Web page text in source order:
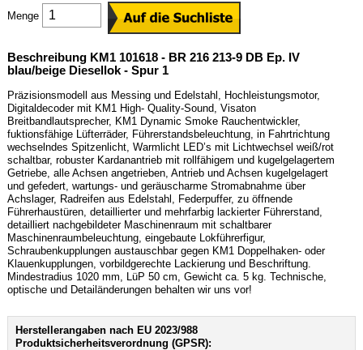
Menge
Beschreibung KM1 101618 - BR 216 213-9 DB Ep. IV
blau/beige Diesellok - Spur 1
Präzisionsmodell aus Messing und Edelstahl, Hochleistungsmotor,
Digitaldecoder mit KM1 High- Quality-Sound, Visaton
Breitbandlautsprecher, KM1 Dynamic Smoke Rauchentwickler,
fuktionsfähige Lüfterräder, Führerstandsbeleuchtung, in Fahrtrichtung
wechselndes Spitzenlicht, Warmlicht LED’s mit Lichtwechsel weiß/rot
schaltbar, robuster Kardanantrieb mit rollfähigem und kugelgelagertem
Getriebe, alle Achsen angetrieben, Antrieb und Achsen kugelgelagert
und gefedert, wartungs- und geräuscharme Stromabnahme über
Achslager, Radreifen aus Edelstahl, Federpuffer, zu öffnende
Führerhaustüren, detaillierter und mehrfarbig lackierter Führerstand,
detailliert nachgebildeter Maschinenraum mit schaltbarer
Maschinenraumbeleuchtung, eingebaute Lokführerfigur,
Schraubenkupplungen austauschbar gegen KM1 Doppelhaken- oder
Klauenkupplungen, vorbildgerechte Lackierung und Beschriftung.
Mindestradius 1020 mm, LüP 50 cm, Gewicht ca. 5 kg. Technische,
optische und Detailänderungen behalten wir uns vor!
Herstellerangaben nach EU 2023/988
Produktsicherheitsverordnung (GPSR):